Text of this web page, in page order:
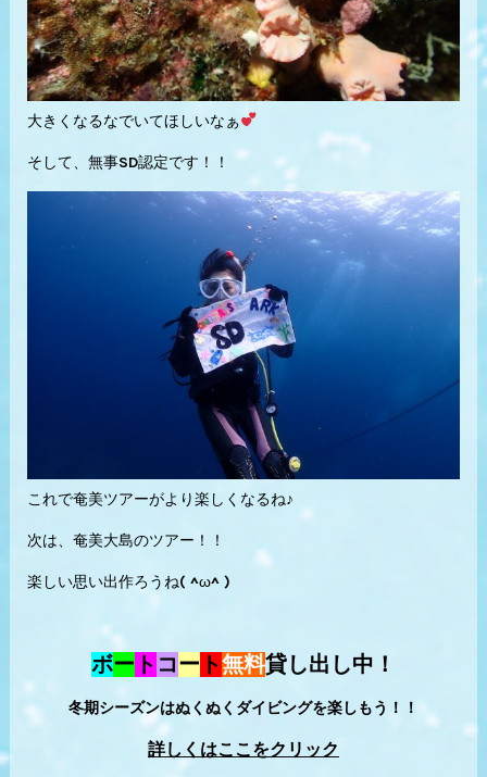
大きくなるなでいてほしいなぁ
そして、無事SD認定です！！
これで奄美ツアーがより楽しくなるね♪
次は、奄美大島のツアー！！
楽しい思い出作ろうね( ^ω^ )
ボー ト コー ト無料貸し出し中！
冬期シーズンはぬくぬくダイビングを楽しもう！！
詳しくはここをクリック